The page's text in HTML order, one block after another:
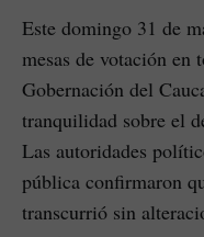
Este domingo 31 de
mesas de votación
Gobernación del
tranquilidad sobre el
Las autoridades
pública confirmaron
transcurrió sin